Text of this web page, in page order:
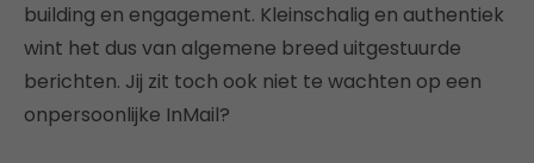
building en engagement. Kleinschalig en authentiek
wint het dus van algemene breed uitgestuurde
berichten. Jij zit toch ook niet te wachten op een
onpersoonlijke InMail?